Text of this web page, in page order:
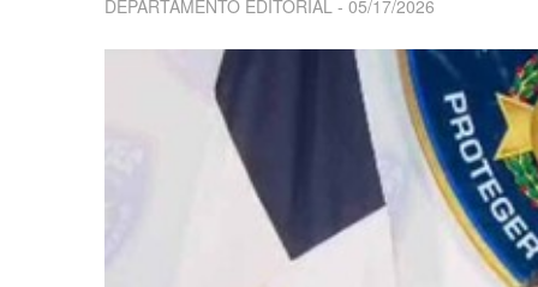
DEPARTAMENTO EDITORIAL 05/17/2026